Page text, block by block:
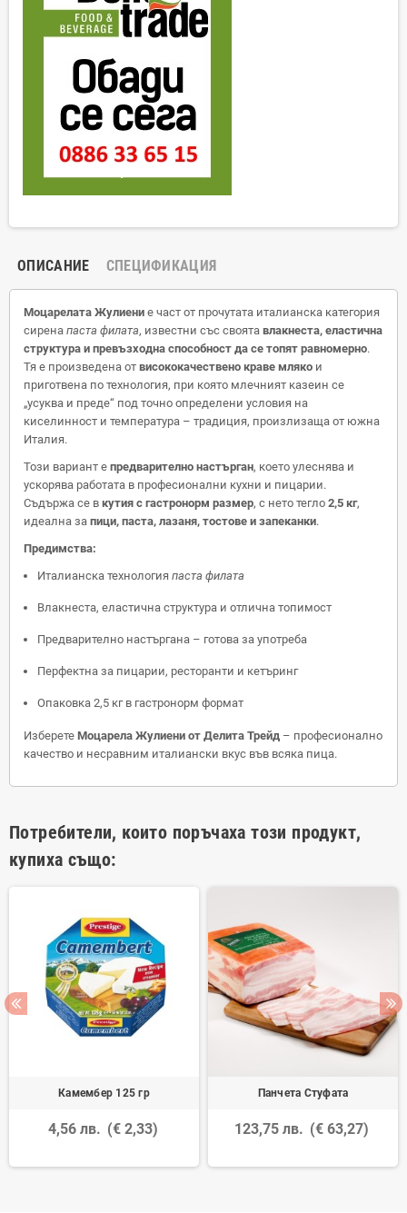
ОПИСАНИЕ СПЕЦИФИКАЦИЯ
Моцарелата Жулиени е част от прочутата италианска категория
сирена паста филата, известни със своята влакнеста, еластична
структура и превъзходна способност да се топят равномерно.
Тя е произведена от висококачествено краве мляко и
приготвена по технология, при която млечният казеин се
„усуква и преде“ под точно определени условия на
киселинност и температура – традиция, произлизаща от южна
Италия.
Този вариант е предварително настърган, което улеснява и
ускорява работата в професионални кухни и пицарии.
Съдържа се в кутия с гастронорм размер, с нето тегло 2,5 кг,
идеална за пици, паста, лазаня, тостове и запеканки.
Предимства:
Италианска технология паста филата
Влакнеста, еластична структура и отлична топимост
Предварително настъргана – готова за употреба
Перфектна за пицарии, ресторанти и кетъринг
Опаковка 2,5 кг в гастронорм формат
Изберете Моцарела Жулиени от Делита Трейд – професионално
качество и несравним италиански вкус във всяка пица.
Потребители, които поръчаха този продукт,
купиха също:
Камембер 125 гр
4,56 лв. (€ 2,33)
Панчета Стуфата
123,75 лв. (€ 63,27)